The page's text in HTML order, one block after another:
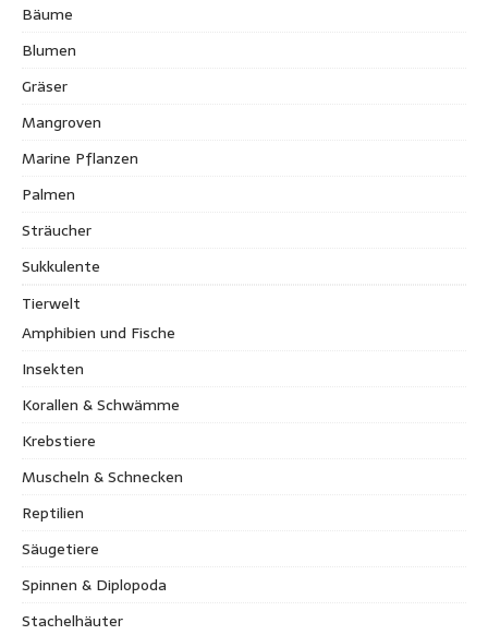
Bäume
Blumen
Gräser
Mangroven
Marine Pflanzen
Palmen
Sträucher
Sukkulente
Tierwelt
Amphibien und Fische
Insekten
Korallen & Schwämme
Krebstiere
Muscheln & Schnecken
Reptilien
Säugetiere
Spinnen & Diplopoda
Stachelhäuter